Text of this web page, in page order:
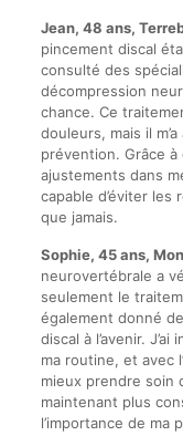
Jean, 48 ans,
pincement discal
consulté des
décompression
chance. Ce
douleurs, mais il
prévention. Grâce
ajustements dans
capable d’éviter
que jamais.
Sophie, 45 ans,
neurovertébrale a
seulement le
également donné
discal à l’avenir.
ma routine, et avec
mieux prendre soin
maintenant plus
l’importance de ma